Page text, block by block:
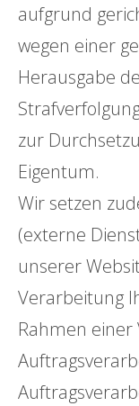
aufgrund
wegen einer
Herausgabe
zur
Eigentum.
Wir setzen
(externe
unserer
Verarbeitung
Rahmen